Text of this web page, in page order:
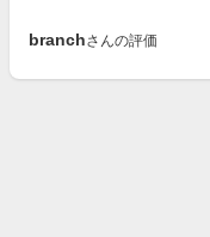
branchさんの評価